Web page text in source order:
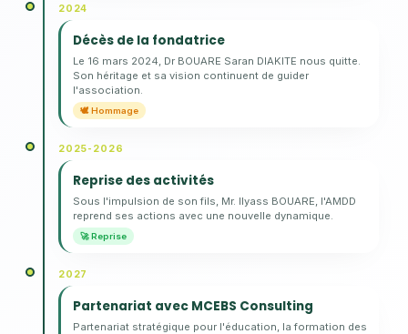
2024
Décès de la fondatrice
Le 16 mars 2024, Dr BOUARE Saran DIAKITE nous quitte.
Son héritage et sa vision continuent de guider
l'association.
🕊️ Hommage
2025-2026
Reprise des activités
Sous l'impulsion de son fils, Mr. Ilyass BOUARE, l'AMDD
reprend ses actions avec une nouvelle dynamique.
🚀 Reprise
2027
Partenariat avec MCEBS Consulting
Partenariat stratégique pour l'éducation, la formation des